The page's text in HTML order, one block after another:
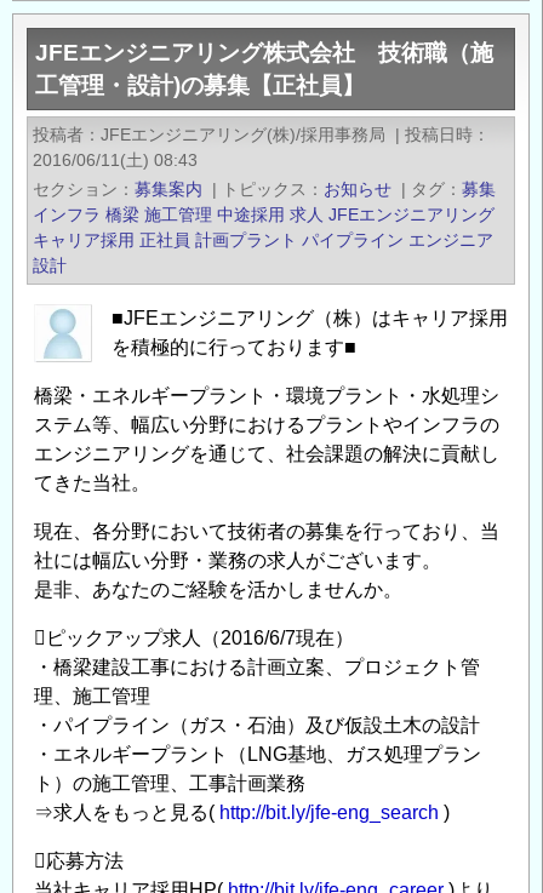
た
な
環
境
で
キ
ャ
リ
ア
ッ
プ
を
◆
～
JFE
ン
ジ
ニ
ア
リ
ン
グ
中
途
採
実
JFEエンジニアリング株式会社 技術職（施
工管理・設計)の募集【正社員】
投稿者 JFEエンジニアリング(株)/採用事務局 | 投稿日時
2016/06/11(土) 08:43
セクション
募集案内 | トピックス お知らせ | タグ
募集
インフラ 橋梁 施工管理 中途採用 求人 JFEエンジニアリング
キャリア採用 正社員 計画プラント パイプライン エンジニア
設計
■JFEエンジニアリング（株）はキャリア採用
を積極的に行っております■
橋梁・エネルギープラント・環境プラント・水処理シ
ステム等、幅広い分野におけるプラントやインフラの
エンジニアリングを通じて、社会課題の解決に貢献し
てきた当社。
現在、各分野において技術者の募集を行っており、当
社には幅広い分野・業務の求人がございます。
是非、あなたのご経験を活かしませんか。
ピックアップ求人（2016/6/7現在）
・橋梁建設工事における計画立案、プロジェクト管
理、施工管理
・パイプライン（ガス・石油）及び仮設土木の設計
・エネルギープラント（LNG基地、ガス処理プラン
ト）の施工管理、工事計画業務
⇒求人をもっと見る( http://bit.ly/jfe-eng_search )
応募方法